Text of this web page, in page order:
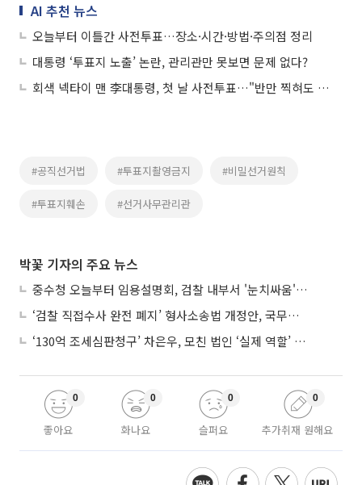
AI 추천 뉴스
오늘부터 이틀간 사전투표…장소·시간·방법·주의점 정리
대통령 ‘투표지 노출’ 논란, 관리관만 못보면 문제 없다?
회색 넥타이 맨 李대통령, 첫 날 사전투표…"반만 찍혀도 괜찮나"
#공직선거법 #투표지촬영금지 #비밀선거원칙
#투표지훼손 #선거사무관리관
박꽃 기자의 주요 뉴스
중수청 오늘부터 임용설명회, 검찰 내부서 '눈치싸움' 기류변화도
‘검찰 직접수사 완전 폐지’ 형사소송법 개정안, 국무회의 통과
‘130억 조세심판청구’ 차은우, 모친 법인 ‘실제 역할’ 다툴 듯
좋아요
0
화나요
0
슬퍼요
0
추가취재 원해요
0